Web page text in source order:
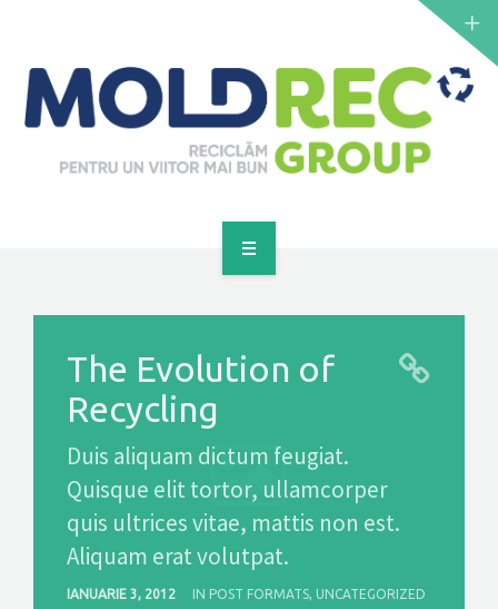
SERVICII
PUNCTE DE COLECTARE
NOUTĂȚI
PUNCTE DE COLECTARE
CONTACT
The Evolution of
Recycling
Duis aliquam dictum feugiat.
Quisque elit tortor, ullamcorper
quis ultrices vitae, mattis non est.
Aliquam erat volutpat.
IANUARIE 3, 2012 IN POST FORMATS, UNCATEGORIZED